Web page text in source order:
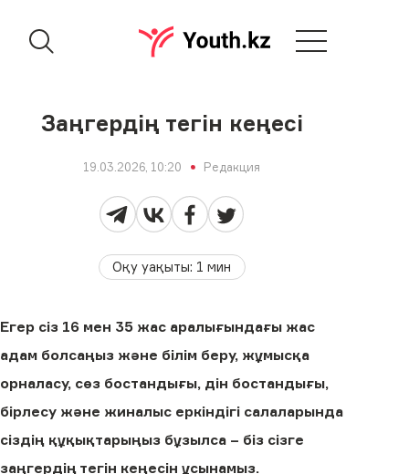
Заңгердің тегін кеңесі
19.03.2026, 10:20 Редакция
Оқу уақыты: 1 мин
Егер сіз 16 мен 35 жас аралығындағы жас
адам болсаңыз және білім беру, жұмысқа
орналасу, сөз бостандығы, дін бостандығы,
бірлесу және жиналыс еркіндігі салаларында
сіздің құқықтарыңыз бұзылса – біз сізге
заңгердің тегін кеңесін ұсынамыз.